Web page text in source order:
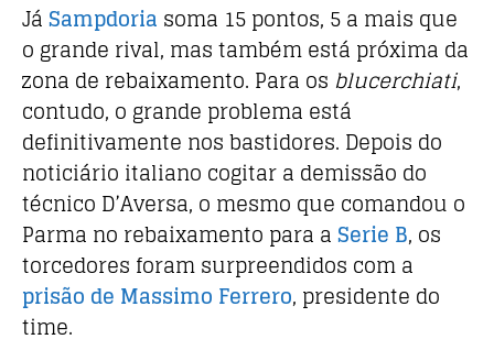
JáSampdoria soma 15 pontos, 5 a mais que
o grande rival, mas também está próxima da
zona de rebaixamento. Para os blucerchiati,
contudo, o grande problema está
definitivamente nos bastidores. Depois do
noticiário italiano cogitar a demissão do
técnico D’Aversa, o mesmo que comandou o
Parma no rebaixamento para aSerie B, os
torcedores foram surpreendidos com a
prisão de Massimo Ferrero, presidente do
time.